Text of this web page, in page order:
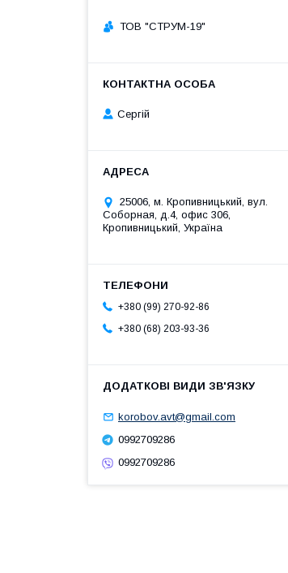
ТОВ "СТРУМ-19"
Сергій
25006, м. Кропивницький, вул.
Соборная, д.4, офис 306,
Кропивницький, Україна
+380 (99) 270-92-86
+380 (68) 203-93-36
korobov.avt@gmail.com
0992709286
0992709286